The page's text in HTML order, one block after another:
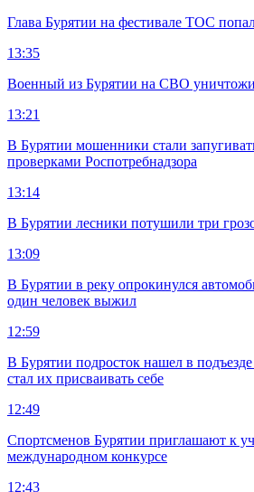
Глава Бурятии на фестивале ТОС
13:35
Военный из Бурятии на СВО
13:21
В Бурятии мошенники стали
проверками Роспотребнадзора
13:14
В Бурятии лесники потушили три
13:09
В Бурятии в реку опрокинулся
один человек выжил
12:59
В Бурятии подросток нашел в
стал их присваивать себе
12:49
Спортсменов Бурятии приглашают к
международном конкурсе
12:43